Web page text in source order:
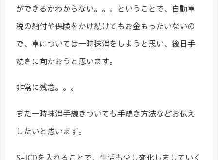
ができるかわからない。。。ということで、自動車
税の納付や保険をかけ続けてもお金もったいないの
で、車については一時抹消をしようと思い、後日手
続きに向かおうと思います。
非常に残念。。。
また一時抹消手続きついても手続き方法などお伝え
したいと思います。
S-ICDを入れることで、生活も少し変化しましていく